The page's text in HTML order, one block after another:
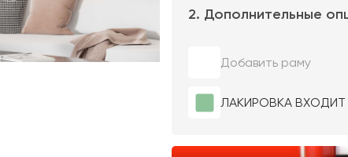
2. Дополнительные
Добавить раму
ЛАКИРОВКА